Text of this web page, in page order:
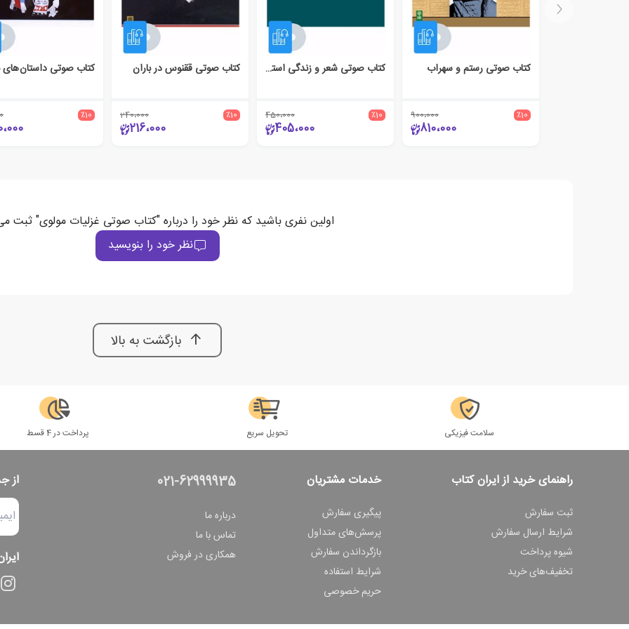
کتاب صوتی رستم و سهراب
٪10 900،000
810،000
کتاب صوتی شعر و زندگی استاد شهریار
٪10 450،000
405،000
کتاب صوتی ققنوس در باران
٪10 240،000
216،000
٪10
اولین نفری باشید که نظر خود را درباره "کتاب صوتی غزلیات مولوی" ثبت
نظر خود را بنویسید
بازگشت به بالا
سلامت فیزیکی تحویل سریع پرداخت در 4 قسط
راهنمای خرید از ایران کتاب
ثبت سفارش
شرایط ارسال سفارش
شیوه پرداخت
تخفیف‌های خرید
خدمات مشتریان
پیگیری سفارش
پرسش‌های متداول
بازگرداندن سفارش
شرایط استفاده
حریم خصوصی
021-62999935
درباره ما
تماس با ما
همکاری در فروش
از